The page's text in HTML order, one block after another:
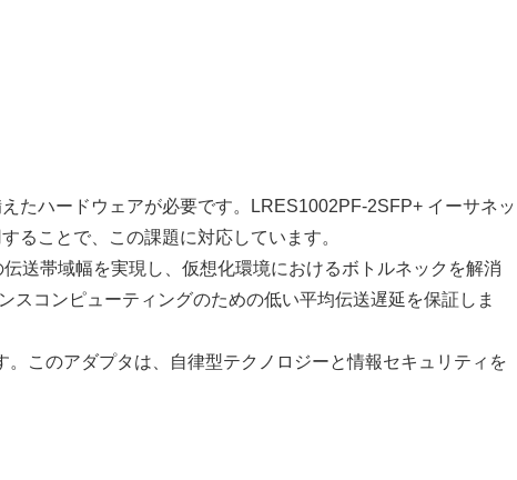
たハードウェアが必要です。LRES1002PF-2SFP+ イーサネッ
ることで、この課題に対応しています。
送帯域幅を実現し、仮想化環境におけるボトルネックを解消
コンピューティングのための低い平均伝送遅延を保証しま
このアダプタは、自律型テクノロジーと情報セキュリティを